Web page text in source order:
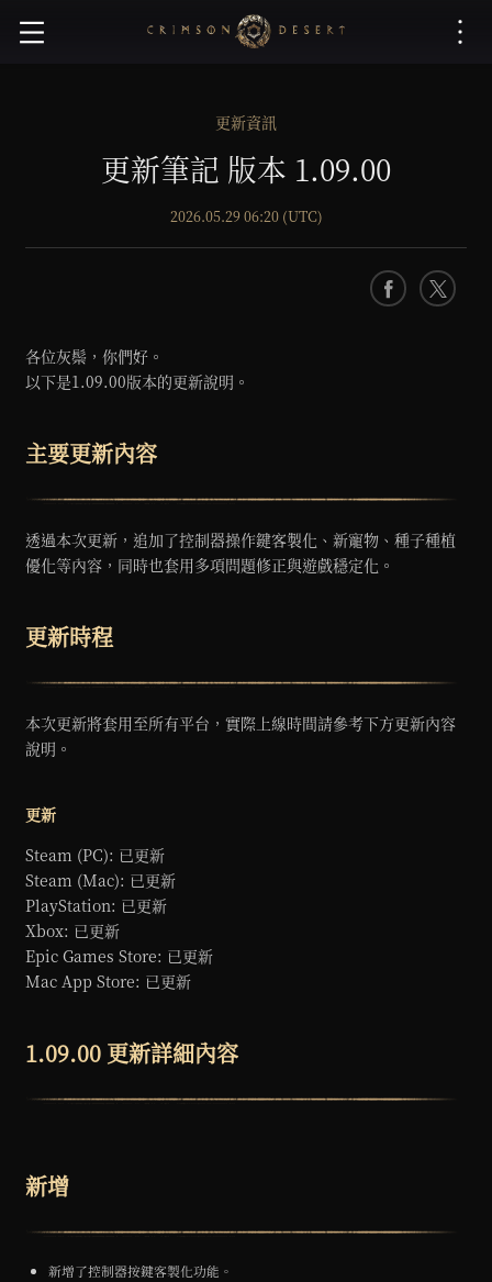
赤
更新資訊
更新筆記 版本 1.09.00
2026.05.29 06:20 (UTC)
F X
各位灰鬃，你們好。
以下是1.09.00版本的更新說明。
主要更新內容
透過本次更新，追加了控制器操作鍵客製化、新寵物、種子種植
優化等內容，同時也套用多項問題修正與遊戲穩定化。
更新時程
本次更新將套用至所有平台，實際上線時間請參考下方更新內容
說明。
更新
Steam (PC): 已更新
Steam (Mac): 已更新
PlayStation: 已更新
Xbox: 已更新
Epic Games Store: 已更新
Mac App Store: 已更新
1.09.00 更新詳細內容
新增
新增了控制器按鍵客製化功能。